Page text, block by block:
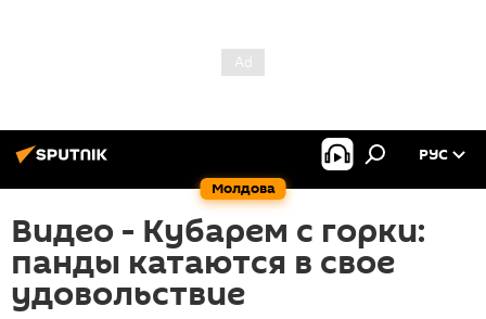
Молдова
РУС
Видео - Кубарем с горки:
панды катаются в свое
удовольствие